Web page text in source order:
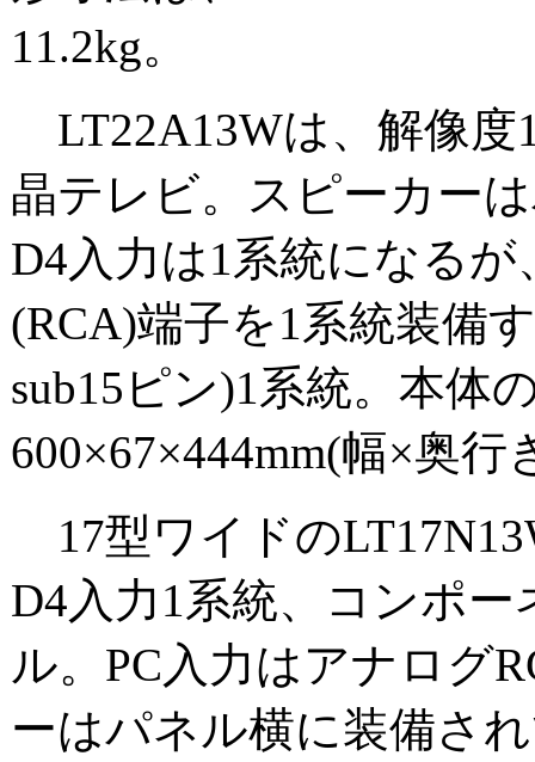
11.2kg。
LT22A13Wは、解像度
晶テレビ。スピーカー
D4入力は1系統になる
(RCA)端子を1系統装備
sub15ピン)1系統。本体
600×67×444mm(幅×奥行
17型ワイドの
D4入力1系統、コンポ
ル。PC入力はアナログ
ーはパネル横に装備さ